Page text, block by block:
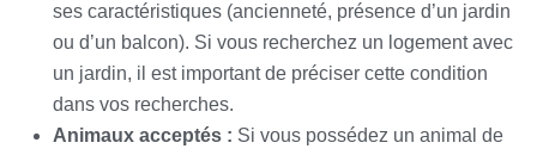
ses caractéristiques (ancienneté, présence d’un jardin
ou d’un balcon). Si vous recherchez un logement avec
un jardin, il est important de préciser cette condition
dans vos recherches.
Animaux acceptés : Si vous possédez un animal de